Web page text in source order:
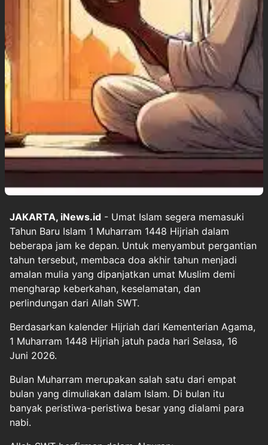
JAKARTA, iNews.id - Umat Islam segera memasuki
Tahun Baru Islam 1 Muharram 1448 Hijriah dalam
beberapa jam ke depan. Untuk menyambut pergantian
tahun tersebut, membaca doa akhir tahun menjadi
amalan mulia yang dipanjatkan umat Muslim demi
mengharap keberkahan, keselamatan, dan
perlindungan dari Allah SWT.
Berdasarkan kalender Hijriah dari Kementerian Agama,
1 Muharram 1448 Hijriah jatuh pada hari Selasa, 16
Juni 2026.
Bulan Muharram merupakan salah satu dari empat
bulan yang dimuliakan dalam Islam. Di bulan itu
banyak peristiwa-peristiwa besar yang dialami para
nabi.